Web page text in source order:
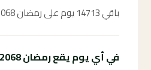
باقي 14713 يوم على رمضان 2068.
في أي يوم يقع رمضان 2068؟